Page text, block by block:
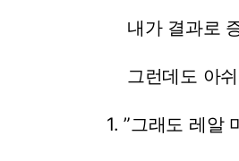
내가 결과로
그런데도 아
1.”그래도 레알